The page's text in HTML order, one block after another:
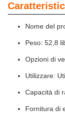
Nome del
Peso: 52,8
Opzioni di
Utilizzare:
Capacità di
Fornitura di